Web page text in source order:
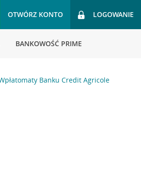
OTWÓRZ KONTO LOGOWANIE
BANKOWOŚĆ PRIME
Banku Credit Agricole